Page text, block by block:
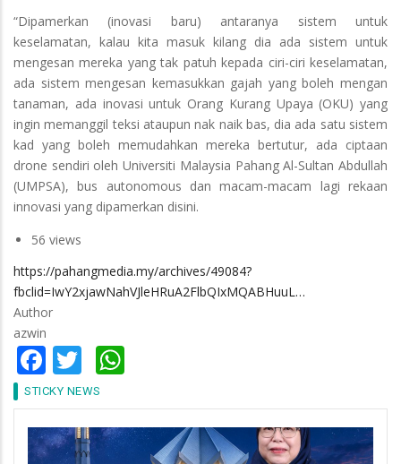
“Dipamerkan (inovasi baru) antaranya sistem untuk
keselamatan, kalau kita masuk kilang dia ada sistem untuk
mengesan mereka yang tak patuh kepada ciri-ciri keselamatan,
ada sistem mengesan kemasukkan gajah yang boleh mengan
tanaman, ada inovasi untuk Orang Kurang Upaya (OKU) yang
ingin memanggil teksi ataupun nak naik bas, dia ada satu sistem
kad yang boleh memudahkan mereka bertutur, ada ciptaan
drone sendiri oleh Universiti Malaysia Pahang Al-Sultan Abdullah
(UMPSA), bus autonomous dan macam-macam lagi rekaan
innovasi yang dipamerkan disini.
56 views
https://pahangmedia.my/archives/49084?
fbclid=IwY2xjawNahVJleHRuA2FlbQIxMQABHuuL…
Author
azwin
Facebook
Twitter
STICKY NEWS